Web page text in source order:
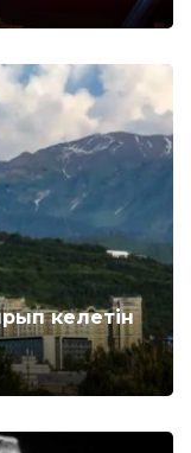
келетін